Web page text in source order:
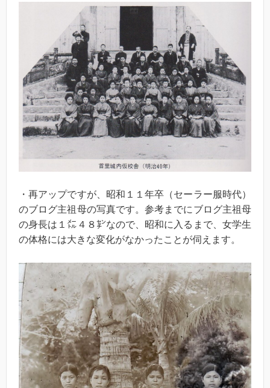
・再アップですが、昭和１１年卒（セーラー服時代）
のブログ主祖母の写真です。参考までにブログ主祖母
の身長は１㍍４８㌢なので、昭和に入るまで、女学生
の体格には大きな変化がなかったことが伺えます。